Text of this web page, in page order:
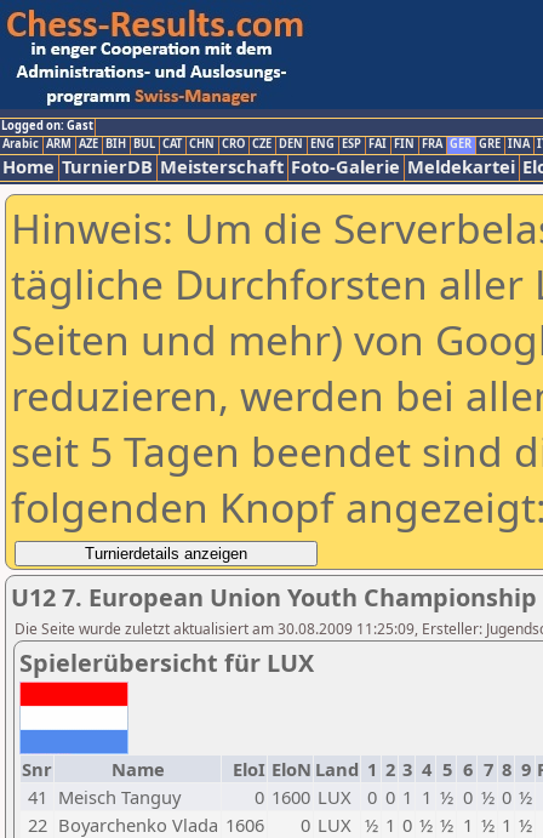
Logged on: Gast
Arabic ARM AZE BIH BUL CAT CHN CRO CZE DEN ENG ESP FAI FIN FRA GER GRE INA
Home TurnierDB Meisterschaft Foto-Galerie Meldekartei
Hinweis: Um die
tägliche Durchforsten aller
Seiten und mehr) von
reduzieren, werden bei
seit 5 Tagen beendet sind
folgenden Knopf
U12 7. European Union Youth Championship
Die Seite wurde zuletzt aktualisiert am 30.08.2009 11:25:09, Ersteller:
Spielerübersicht für LUX
Snr Name EloI EloN Land 1 2 3 4 5 6 7 8 9
41 Meisch Tanguy 0 1600 LUX 0 0 1 1 ½ 0 ½ 0 ½
22 Boyarchenko Vlada 1606 0 LUX ½ 1 0 ½ ½ 1 ½ 1 ½